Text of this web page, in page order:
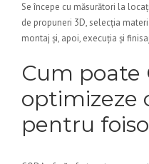
Se începe cu măsurători la
de propuneri 3D, selecția
montaj și, apoi, execuția și
Cum poate
optimizeze
pentru